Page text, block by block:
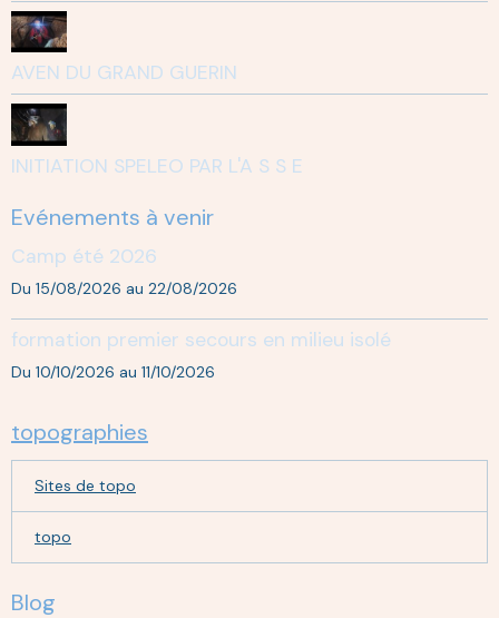
AVEN DU GRAND GUERIN
INITIATION SPELEO PAR L'A S S E
Evénements à venir
Camp été 2026
Du 15/08/2026 au 22/08/2026
formation premier secours en milieu isolé
Du 10/10/2026 au 11/10/2026
topographies
Sites de topo
topo
Blog